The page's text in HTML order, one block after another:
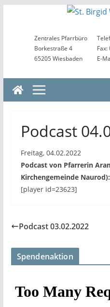
springenZentrales Pfarrbüro
Borkestraße 4
65205 Wiesbaden
E-
Podcast
Freitag, 04.02.2022
Podcast von Pfarrerin
Kirchengemeinde Naurod):
[player id=23623]
Podcast 03.02.2022
Spendenaktion